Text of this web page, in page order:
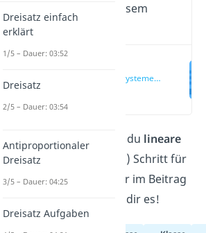
Wichtige Inhalte in diesem
Video
Gleichungssysteme
Du möchtest wissen, wie du lineare
Gleichungssysteme
(LGS) Schritt für
Schrittlösenkannst? Hier im Beitrag
zeigen wir dir es!
Dreisatz einfach
erklärt
1/5 – Dauer: 03:52
Dreisatz
2/5 – Dauer: 03:54
Antiproportionaler
Dreisatz
3/5 – Dauer: 04:25
Dreisatz Aufgaben